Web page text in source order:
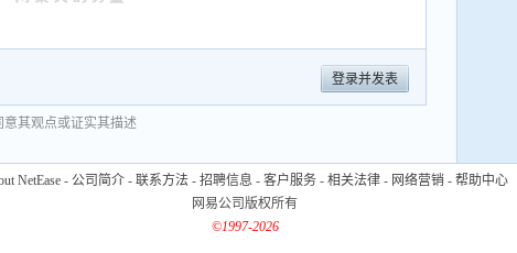
登录并发表
其观点或证实其描述
NetEase - 公司简介 - 联系方法 - 招聘信息 - 客户服务 - 相关法律 - 网络营销 - 帮助中心
网易公司版权所有
©1997-2026